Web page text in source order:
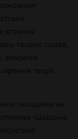
втрачає
теорію права,
зокрема
теорії
заходами на
Щедріна